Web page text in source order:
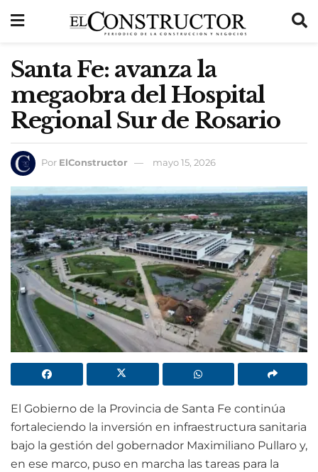
Santa Fe: avanza la
megaobra del Hospital
Regional Sur de Rosario
Por ElConstructor mayo 15, 2026
El Gobierno de la Provincia de Santa Fe continúa
fortaleciendo la inversión en infraestructura sanitaria
bajo la gestión del gobernador Maximiliano Pullaro y,
en ese marco, puso en marcha las tareas para la